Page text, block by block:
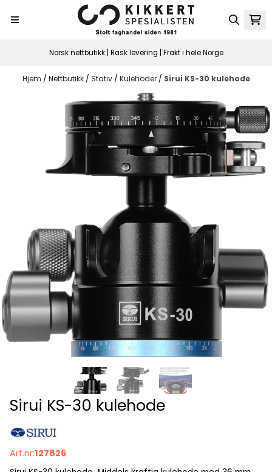
Norsk nettbutikk | Rask levering | Frakt i hele Norge
Hjem / Nettbutikk / Stativ / Kulehoder / Sirui KS-30 kulehode
Sirui KS-30 kulehode
Art.nr:127826